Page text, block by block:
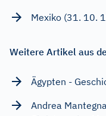
Mexiko (31. 10.
Weitere Artikel aus
Ägypten -
Andrea